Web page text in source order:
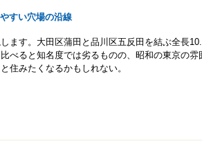
すい穴場の沿線
ます。大田区蒲田と品川区五反田を結ぶ全長
べると知名度では劣るものの、昭和の東京の雰
住みたくなるかもしれない。